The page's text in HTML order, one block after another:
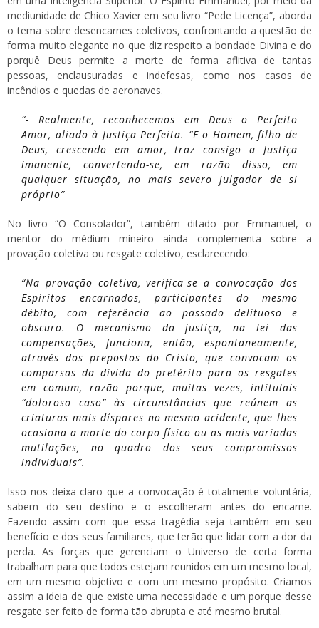
mediunidade de Chico Xavier em seu livro “Pede Licença”, aborda
o tema sobre desencarnes coletivos, confrontando a questão de
forma muito elegante no que diz respeito a bondade Divina e do
porquê Deus permite a morte de forma aflitiva de tantas
pessoas, enclausuradas e indefesas, como nos casos de
incêndios e quedas de aeronaves.
“- Realmente, reconhecemos em Deus o Perfeito
Amor, aliado à Justiça Perfeita. “E o Homem, filho de
Deus, crescendo em amor, traz consigo a Justiça
imanente, convertendo-se, em razão disso, em
qualquer situação, no mais severo julgador de si
próprio”
No livro “O Consolador”, também ditado por Emmanuel, o
mentor do médium mineiro ainda complementa sobre a
provação coletiva ou resgate coletivo, esclarecendo:
“Na provação coletiva, verifica-se a convocação dos
Espíritos encarnados, participantes do mesmo
débito, com referência ao passado delituoso e
obscuro. O mecanismo da justiça, na lei das
compensações, funciona, então, espontaneamente,
através dos prepostos do Cristo, que convocam os
comparsas da dívida do pretérito para os resgates
em comum, razão porque, muitas vezes, intitulais
“doloroso caso” às circunstâncias que reúnem as
criaturas mais díspares no mesmo acidente, que lhes
ocasiona a morte do corpo físico ou as mais variadas
mutilações, no quadro dos seus compromissos
individuais”.
Isso nos deixa claro que a convocação é totalmente voluntária,
sabem do seu destino e o escolheram antes do encarne.
Fazendo assim com que essa tragédia seja também em seu
benefício e dos seus familiares, que terão que lidar com a dor da
perda. As forças que gerenciam o Universo de certa forma
trabalham para que todos estejam reunidos em um mesmo local,
em um mesmo objetivo e com um mesmo propósito. Criamos
assim a ideia de que existe uma necessidade e um porque desse
resgate ser feito de forma tão abrupta e até mesmo brutal.